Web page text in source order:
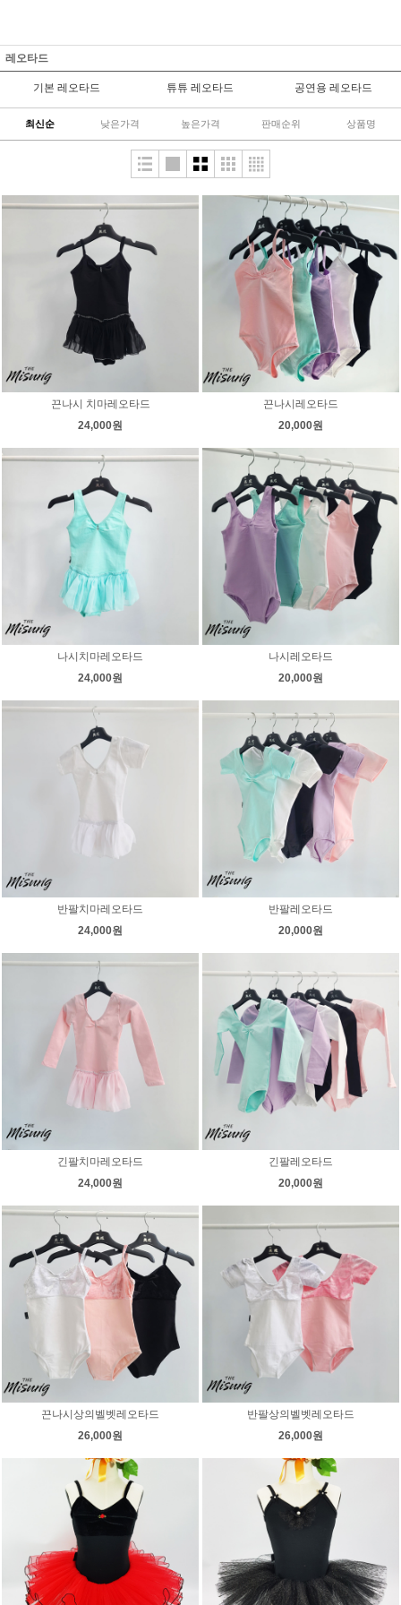
레오타드
기본 레오타드 튜튜 레오타드 공연용 레오타드
최신순 낮은가격 높은가격 판매순위 상품명
끈나시 치마레오타드
24,000원
끈나시레오타드
20,000원
나시치마레오타드
24,000원
나시레오타드
20,000원
반팔치마레오타드
24,000원
반팔레오타드
20,000원
긴팔치마레오타드
24,000원
긴팔레오타드
20,000원
끈나시상의벨벳레오타드
26,000원
반팔상의벨벳레오타드
26,000원